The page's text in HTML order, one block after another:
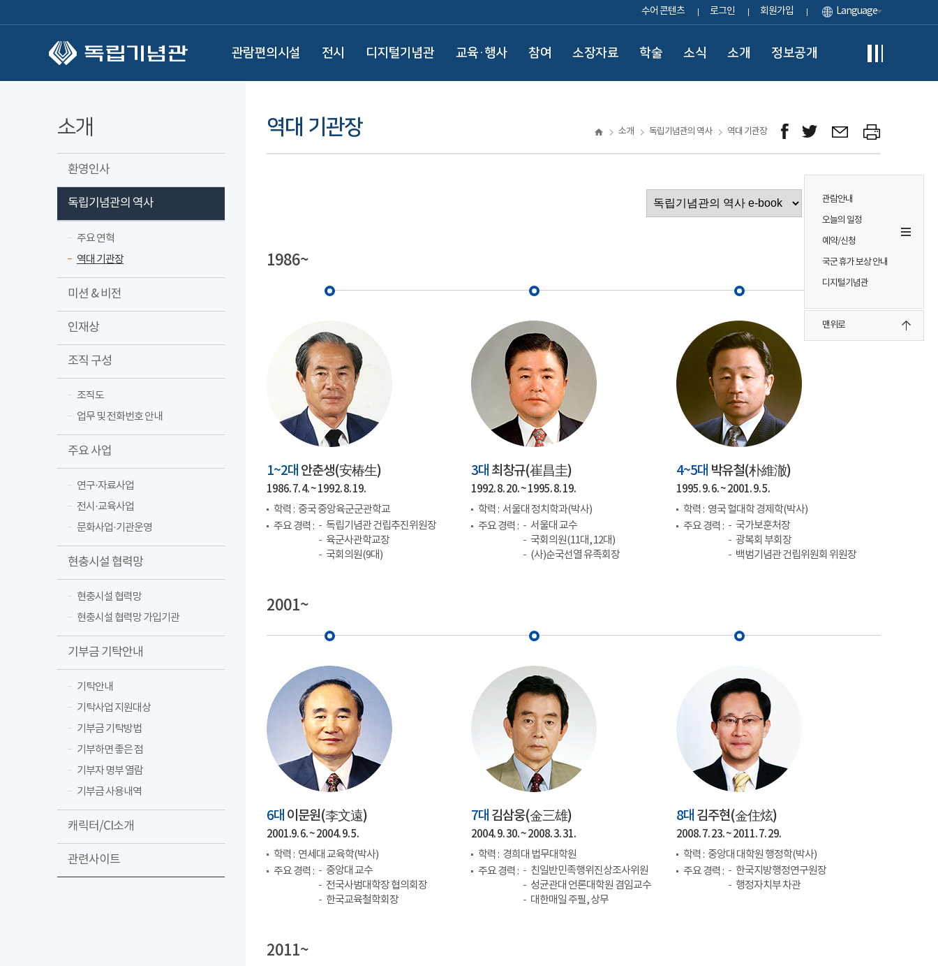
수어 콘텐츠 로그인 회원가입 Language
관람편의시설 전시 디지털기념관 교육·행사 참여 소장자료 학술 소식 소개 정보공개
관람안내
오늘의 일정
예약/신청
국군 휴가 보상 안내
디지털기념관
맨위로
소개
환영인사
독립기념관의 역사
주요 연혁
역대 기관장
미션 & 비전
인재상
조직 구성
조직도
업무 및 전화번호 안내
주요 사업
연구·자료사업
전시·교육사업
문화사업·기관운영
현충시설 협력망
현충시설 협력망
현충시설 협력망 가입기관
기부금 기탁안내
기탁안내
기탁사업 지원대상
기부금 기탁방법
기부하면 좋은 점
기부자 명부 열람
기부금 사용내역
캐릭터/CI소개
관련사이트
역대 기관장 소개 독립기념관의 역사 역대 기관장
이동
1986~
1~2대 안춘생(安椿生)
1986. 7. 4. ~ 1992. 8. 19.
학력 : 중국 중앙육군군관학교
주요 경력 :
독립기념관 건립추진위원장
육군사관학교장
국회의원(9대)
3대 최창규(崔昌圭)
1992. 8. 20. ~ 1995. 8. 19.
학력 : 서울대 정치학과(박사)
주요 경력 :
서울대 교수
국회의원(11대, 12대)
(사)순국선열 유족회장
4~5대 박유철(朴維澈)
1995. 9. 6. ~ 2001. 9. 5.
학력 : 영국 헐대학 경제학(박사)
주요 경력 :
국가보훈처장
광복회 부회장
백범기념관 건립위원회 위원장
2001~
6대 이문원(李文遠)
2001.9. 6. ~ 2004. 9. 5.
학력 : 연세대 교육학(박사)
주요 경력 :
중앙대 교수
전국사범대학장 협의회장
한국교육철학회장
7대 김삼웅(金三雄)
2004. 9. 30. ~ 2008. 3. 31.
학력 : 경희대 법무대학원
주요 경력 :
친일반민족행위진상조사위원
성균관대 언론대학원 겸임교수
대한매일 주필, 상무
8대 김주현(金住炫)
2008. 7. 23. ~ 2011. 7. 29.
학력 : 중앙대 대학원 행정학(박사)
주요 경력 :
한국지방행정연구원장
행정자치부 차관
2011~